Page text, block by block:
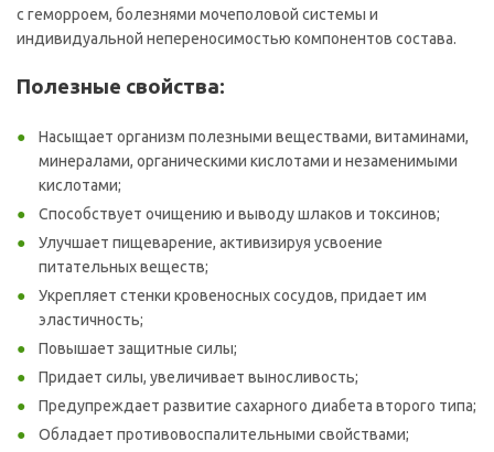
с геморроем, болезнями мочеполовой системы и
индивидуальной непереносимостью компонентов состава.
Полезные свойства:
Насыщает организм полезными веществами, витаминами,
минералами, органическими кислотами и незаменимыми
кислотами;
Способствует очищению и выводу шлаков и токсинов;
Улучшает пищеварение, активизируя усвоение
питательных веществ;
Укрепляет стенки кровеносных сосудов, придает им
эластичность;
Повышает защитные силы;
Придает силы, увеличивает выносливость;
Предупреждает развитие сахарного диабета второго типа;
Обладает противовоспалительными свойствами;